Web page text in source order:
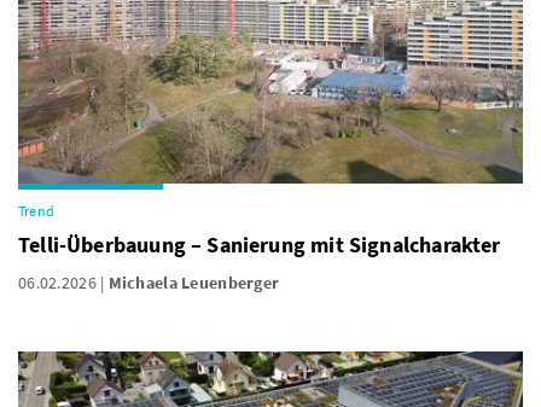
Trend
Telli-Überbauung – Sanierung mit Signalcharakter
06.02.2026 Michaela Leuenberger